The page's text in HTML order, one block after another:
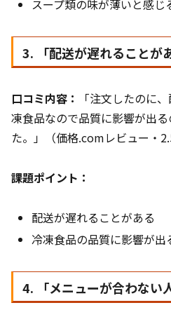
スープ類の味が薄いと感じ
3. 「配送が遅れることが
口コミ内容：
「注文したのに
凍食品なので品質に影響が出
た。」（価格.comレビュー・
課題ポイント：
配送が遅れることがある
冷凍食品の品質に影響が出
4. 「メニューが合わない